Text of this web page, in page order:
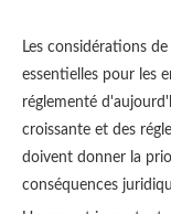
Les considérations
essentielles pour les
réglementé
croissante et des
doivent donner la
conséquences